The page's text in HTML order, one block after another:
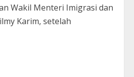
Wakil Menteri Imigrasi dan
Karim, setelah